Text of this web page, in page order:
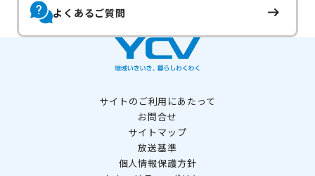
よくあるご質問
サイトのご利用にあたって
お問合せ
サイトマップ
放送基準
個人情報保護方針